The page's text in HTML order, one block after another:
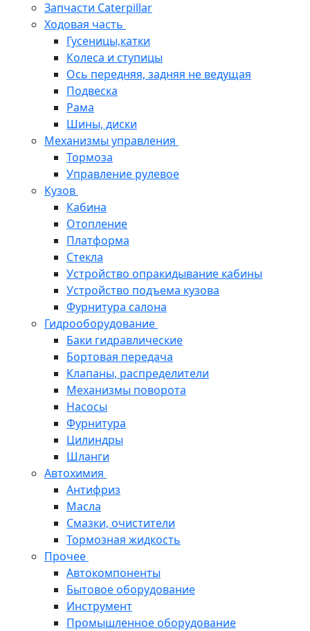
Запчасти Caterpillar
Ходовая часть
Гусеницы,катки
Колеса и ступицы
Ось передняя, задняя не ведущая
Подвеска
Рама
Шины, диски
Механизмы управления
Тормоза
Управление рулевое
Кузов
Кабина
Отопление
Платформа
Стекла
Устройство опракидывание кабины
Устройство подъема кузова
Фурнитура салона
Гидрооборудование
Баки гидравлические
Бортовая передача
Клапаны, распределители
Механизмы поворота
Насосы
Фурнитура
Цилиндры
Шланги
Автохимия
Антифриз
Масла
Смазки, очистители
Тормозная жидкость
Прочее
Автокомпоненты
Бытовое оборудование
Инструмент
Промышленное оборудование